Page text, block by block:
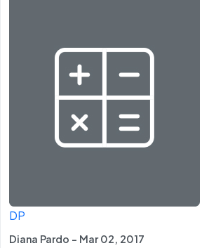
DP
Diana Pardo - Mar 02, 2017